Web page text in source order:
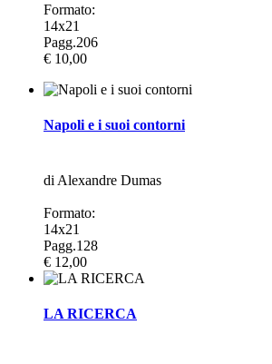
Formato:
14x21
Pagg.206
€ 10,00
Napoli e i suoi contorni
di Alexandre Dumas
Formato:
14x21
Pagg.128
€ 12,00
LA RICERCA